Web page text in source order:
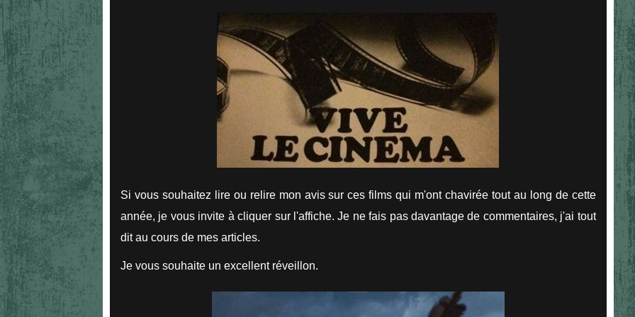
Si vous souhaitez lire ou relire mon avis sur ces films qui m'ont chavirée tout au long de cette
année, je vous invite à cliquer sur l'affiche. Je ne fais pas davantage de commentaires, j'ai tout
dit au cours de mes articles.
Je vous souhaite un excellent réveillon.